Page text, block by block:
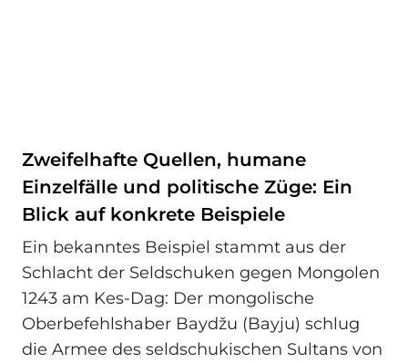
Zweifelhafte Quellen, humane
Einzelfälle und politische Züge: Ein
Blick auf konkrete Beispiele
Ein bekanntes Beispiel stammt aus der
Schlacht der Seldschuken gegen Mongolen
1243 am Kes-Dag: Der mongolische
Oberbefehlshaber Baydžu (Bayju) schlug
die Armee des seldschukischen Sultans von